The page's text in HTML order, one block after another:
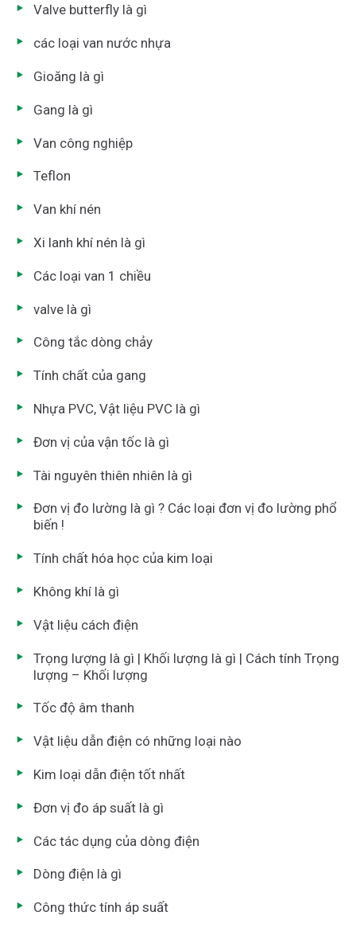
Valve butterfly là gì
các loại van nước nhựa
Gioăng là gì
Gang là gì
Van công nghiệp
Teflon
Van khí nén
Xi lanh khí nén là gì
Các loại van 1 chiều
valve là gì
Công tắc dòng chảy
Tính chất của gang
Nhựa PVC, Vật liệu PVC là gì
Đơn vị của vận tốc là gì
Tài nguyên thiên nhiên là gì
Đơn vị đo lường là gì ? Các loại đơn vị đo lường phổ
biến !
Tính chất hóa học của kim loại
Không khí là gì
Vật liệu cách điện
Trọng lượng là gì | Khối lượng là gì | Cách tính Trọng
lượng – Khối lượng
Tốc độ âm thanh
Vật liệu dẫn điện có những loại nào
Kim loại dẫn điện tốt nhất
Đơn vị đo áp suất là gì
Các tác dụng của dòng điện
Dòng điện là gì
Công thức tính áp suất